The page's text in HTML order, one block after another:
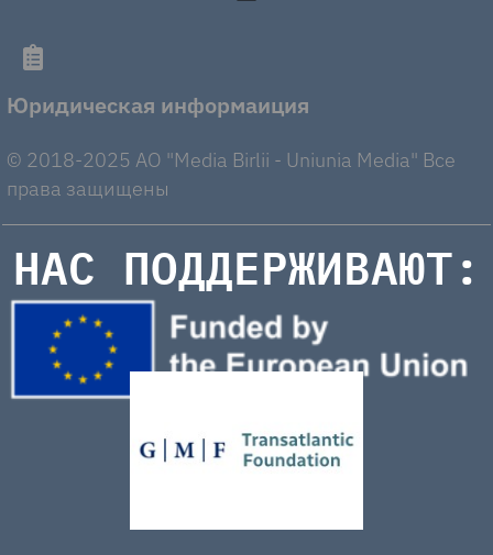
Юридическая информаиция
© 2018-2025 AO "Media Birlii - Uniunia Media" Все
права защищены
НАС ПОДДЕРЖИВАЮТ: